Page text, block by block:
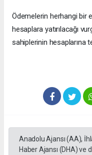
Ödemelerin herhangi bir
hesaplara yatırılacağı
sahiplerinin hesaplarına
Anadolu Ajansı (AA),
Haber Ajansı (DHA)